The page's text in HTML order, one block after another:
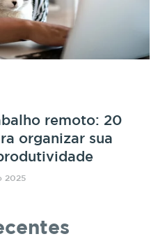
remoto: 20
organizar sua
2025